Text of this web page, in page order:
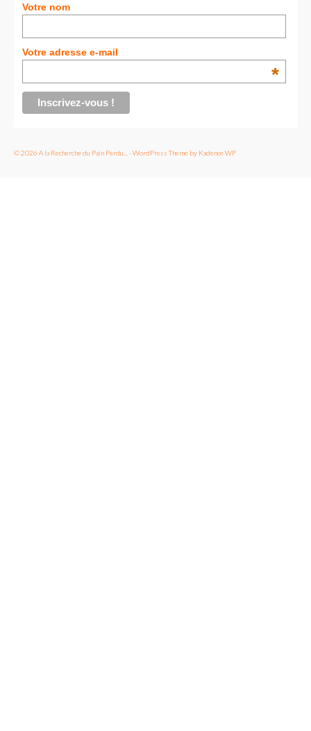
Votre nom
Votre adresse e-mail
*
© 2026 A la Recherche du Pain Perdu... - WordPress Theme by Kadence WP